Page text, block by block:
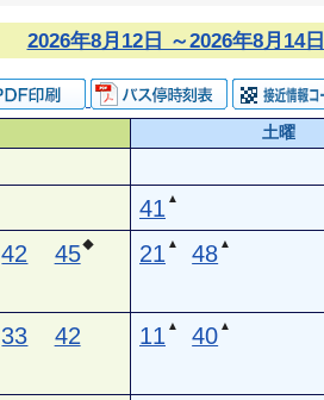
2026年8月12日 ～2026年8月14
土曜
41 ▲
42 45◆ 21 ▲ 48 ▲
33
42
11 ▲ 40 ▲